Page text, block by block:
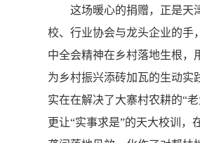
这场暖心的捐赠，正是天
校、行业协会与龙头企业的手
中全会精神在乡村落地生根，
为乡村振兴添砖加瓦的生动实
实在在解决了大寨村农耕的“老
更让“实事求是”的天大校训，